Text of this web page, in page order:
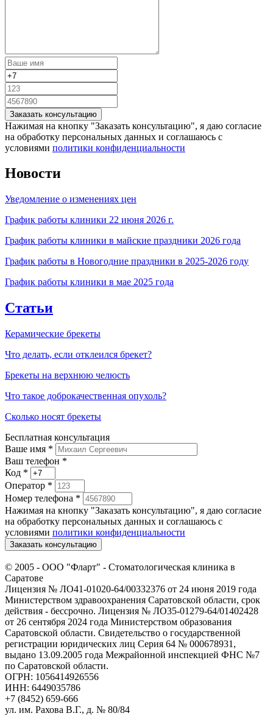
Заказать консультацию
Нажимая на кнопку "Заказать консультацию", я даю согласие
на обработку персональных данных и соглашаюсь c
условиями политики конфиденциальности
Новости
Уведомление о изменениях цен
График работы клиники 22 июня 2026 г.
График работы клиники в майские праздники 2026 года
График работы в Новогодние праздники в 2025-2026 году
График работы клиники в мае 2025 года
Статьи
Керамические брекеты
Что делать, если отклеился брекет?
Брекеты на верхнюю челюсть
Что такое доброкачественная опухоль?
Сколько носят брекеты
Бесплатная консультация
Ваше имя *
Ваш телефон *
Код *
Оператор *
Номер телефона *
Нажимая на кнопку "Заказать консультацию", я даю согласие
на обработку персональных данных и соглашаюсь c
условиями политики конфиденциальности
Заказать консультацию
© 2005 - ООО "Фларт" - Стоматологическая клиника в
Саратове
Лицензия № ЛО41-01020-64/00332376 от 24 июня 2019 года
Министерством здравоохранения Саратовской области, срок
действия - бессрочно. Лицензия № ЛО35-01279-64/01402428
от 26 сентября 2024 года Министерством образования
Саратовской области. Свидетельство о государственной
регистрации юридических лиц Серия 64 № 000678931,
выдано 13.09.2005 года Межрайонной инспекцией ФНС №7
по Саратовской области.
ОГРН: 1056414926556
ИНН: 6449035786
+7 (8452) 659-666
ул. им. Рахова В.Г., д. № 80/84